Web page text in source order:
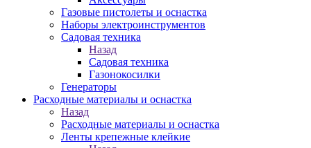
Газовые пистолеты и оснастка
Наборы электроинструментов
Садовая техника
Назад
Садовая техника
Газонокосилки
Генераторы
Расходные материалы и оснастка
Назад
Расходные материалы и оснастка
Ленты крепежные клейкие